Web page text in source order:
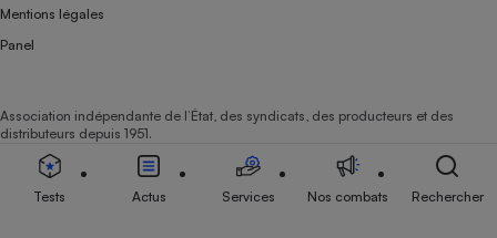
Mentions légales
Panel
Association indépendante de l’État, des syndicats, des producteurs et des
distributeurs depuis 1951.
Tests Actus Services Nos combats Rechercher